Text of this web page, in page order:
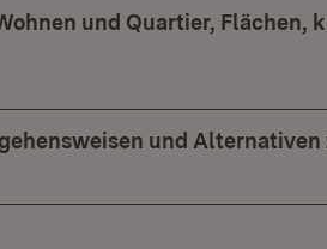
und Quartier, Flächen,
und Alternativen